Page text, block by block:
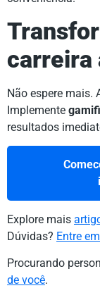
carreira
Não espere mais.
Implemente
resultados
Explore mais
Dúvidas? Entre
Procurando
de você.